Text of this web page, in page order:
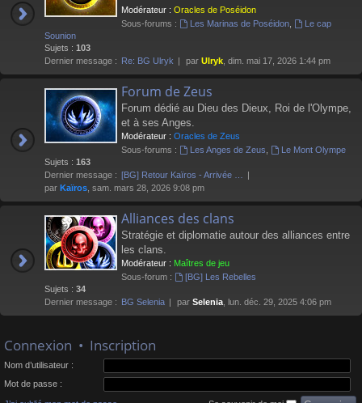
Modérateur : Oracles de Poséidon
Sous-forums :
Les Marinas de Poséidon,
Le cap
Sounion
Sujets : 103
Dernier message : Re: BG Ulryk par Ulryk , dim. mai 17, 2026 1:44 pm
Forum de Zeus
Forum dédié au Dieu des Dieux, Roi de l'Olympe,
et à ses Anges.
Modérateur : Oracles de Zeus
Sous-forums :
Les Anges de Zeus
Le Mont Olympe
Sujets : 163
Dernier message : [BG] Retour Kaïros - Arrivée …
par Kaïros , sam. mars 28, 2026 9:08 pm
Alliances des clans
Stratégie et diplomatie autour des alliances entre
les clans.
Modérateur : Maîtres de jeu
Sous-forum :
[BG] Les Rebelles
Sujets : 34
Dernier message : BG Selenia par Selenia , lun. déc. 29, 2025 4:06 pm
Connexion • Inscription
Nom d’utilisateur :
Mot de passe :